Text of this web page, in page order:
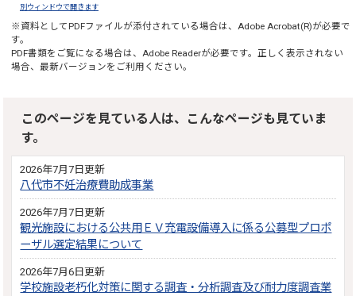
別ウィンドウで開きます
※資料としてPDFファイルが添付されている場合は、Adobe Acrobat(R)が必要で
す。
PDF書類をご覧になる場合は、Adobe Readerが必要です。正しく表示されない
場合、最新バージョンをご利用ください。
このページを見ている人は、こんなページも見ていま
す。
2026年7月7日更新
八代市不妊治療費助成事業
2026年7月7日更新
観光施設における公共用ＥＶ充電設備導入に係る公募型プロポ
ーザル選定結果について
2026年7月6日更新
学校施設老朽化対策に関する調査・分析調査及び耐力度調査業